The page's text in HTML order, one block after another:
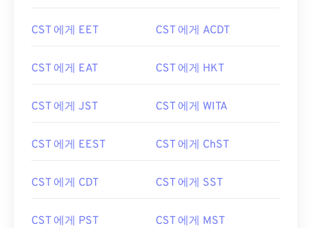
CST 에게 EET CST 에게 ACDT
CST 에게 EAT CST 에게 HKT
CST 에게 JST CST 에게 WITA
CST 에게 EEST CST 에게 ChST
CST 에게 CDT CST 에게 SST
CST 에게 PST CST 에게 MST